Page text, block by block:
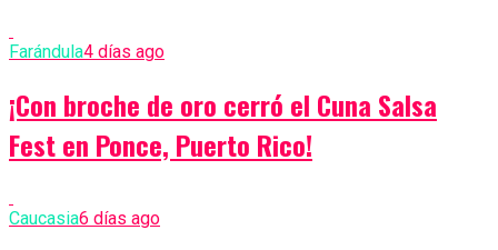
Farándula4 días ago
¡Con broche de oro cerró el Cuna Salsa
Fest en Ponce, Puerto Rico!
Caucasia6 días ago